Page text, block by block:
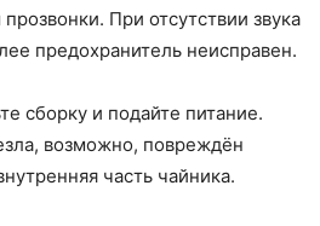
При отсутствии звука
предохранитель неисправен.
сборку и подайте питание.
возможно, повреждён
часть чайника.